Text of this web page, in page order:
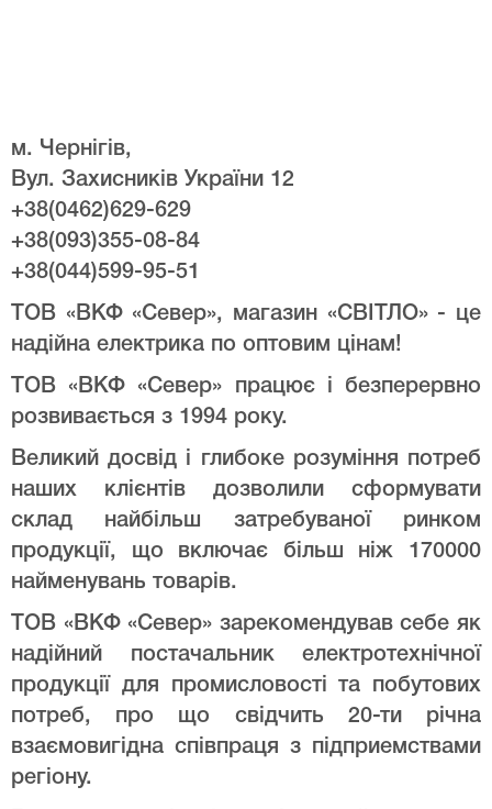
м. Чернігів,
Вул. Захисників України 12
+38(0462)629-629
+38(093)355-08-84
+38(044)599-95-51
ТОВ «ВКФ «Север», магазин «СВІТЛО» - це
надійна електрика по оптовим цінам!
ТОВ «ВКФ «Север» працює і безперервно
розвивається з 1994 року.
Великий досвід і глибоке розуміння потреб
наших клієнтів дозволили сформувати
склад найбільш затребуваної ринком
продукції, що включає більш ніж 170000
найменувань товарів.
ТОВ «ВКФ «Север» зарекомендував себе як
надійний постачальник електротехнічної
продукції для промисловості та побутових
потреб, про що свідчить 20-ти річна
взаємовигідна співпраця з підприемствами
регіону.